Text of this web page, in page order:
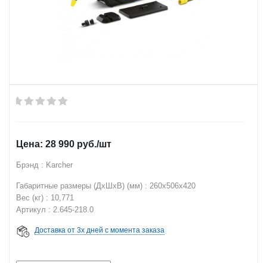
28 990 руб./шт
Брэнд : Karcher
Габаритные размеры (ДхШхВ) (мм) : 260x506x420
Вес (кг) : 10,771
Артикул : 2.645-218.0
Доставка от 3х дней с момента заказа